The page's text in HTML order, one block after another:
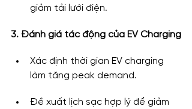
giảm tải lưới điện.
3. Đánh giá tác động của EV Charging
Xác định thời gian EV charging
làm tăng peak demand.
Đề xuất lịch sạc hợp lý để giảm